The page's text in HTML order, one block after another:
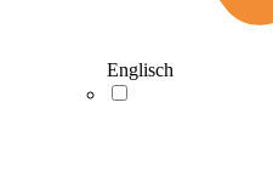
Englisch